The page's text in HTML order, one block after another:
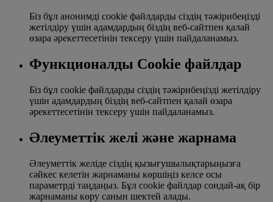
Біз бұл анонимді cookie файлдарды сіздің тәжірибеңізді
жетілдіру үшін адамдардың біздің веб-сайтпен қалай
өзара әрекеттесетінін тексеру үшін пайдаланамыз.
Функционалды Cookie файлдар
Біз бұл cookie файлдарды сіздің тәжірибеңізді жетілдіру
үшін адамдардың біздің веб-сайтпен қалай өзара
әрекеттесетінін тексеру үшін пайдаланамыз.
Әлеуметтік желі және жарнама
Әлеуметтік желіде сіздің қызығушылықтарыңызға
сәйкес келетін жарнаманы көршіңіз келсе осы
параметрді таңдаңыз. Бұл cookie файлдар сондай-ақ бір
жарнаманы көру санын шектей алады.